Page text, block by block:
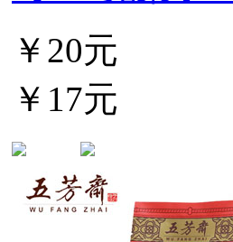
￥20元
￥17元